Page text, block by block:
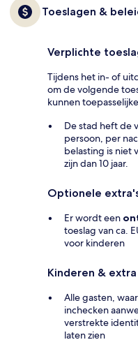
Toeslagen &
Verplichte
Tijdens het in- of
om de volgende
kunnen
De stad heft de
persoon, per
belasting is niet
zijn dan 10 jaar.
Optionele
Er wordt een
toeslag van ca.
voor kinderen
Kinderen &
Alle gasten,
inchecken
verstrekte
laten zien